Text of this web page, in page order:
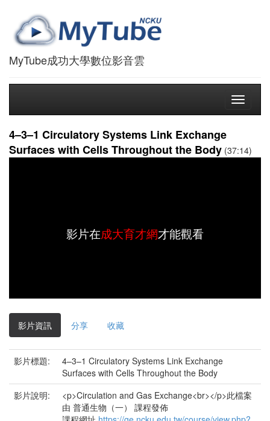
MyTube成功大學數位影音雲
Toggle
4–3–1 Circulatory Systems Link Exchange
Surfaces with Cells Throughout the Body (37:14)
影片在成大育才網才能觀看
影片資訊 分享 收藏
影片標題:
4–3–1 Circulatory Systems Link Exchange
Surfaces with Cells Throughout the Body
影片說明:
<p>Circulation and Gas Exchange<br></p>此檔案
由 普通生物（一） 課程發佈